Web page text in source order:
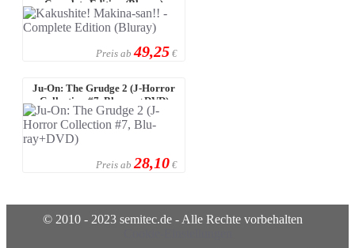
Complete Edition (Bluray)
Preis ab 49,25 €
Ju-On: The Grudge 2 (J-Horror
Collection #7, Blu-ray+DVD)
Preis ab 28,10 €
© 2010 - 2023 semitec.de - Alle Rechte vorbehalten